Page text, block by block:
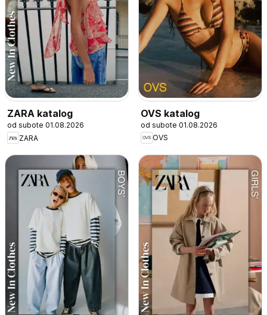
ZARA katalog
od subote 01.08.2026
ZARA
OVS katalog
od subote 01.08.2026
OVS